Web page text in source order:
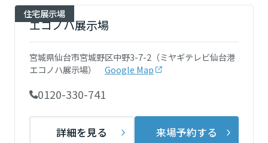
ホームラウンジ 新築・戸建て
ウエルネス事業
海外事業
住宅展示場
エコノハ展示場
宮城県仙台市宮城野区中野3-7-2（ミヤギテレビ仙台港
エコノハ展示場）
Google Map
0120-330-741
詳細を見る 来場予約する
埼玉県
千葉県
東京都